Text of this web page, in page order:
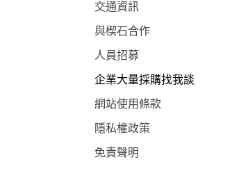
交通資訊
與楔石合作
人員招募
企業大量採購找我談
網站使用條款
隱私權政策
免責聲明